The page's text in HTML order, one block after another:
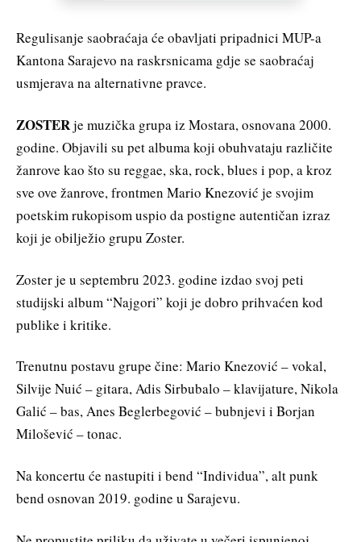
Regulisanje saobraćaja će obavljati pripadnici MUP-a
Kantona Sarajevo na raskrsnicama gdje se saobraćaj
usmjerava na alternativne pravce.
ZOSTERje muzička grupa iz Mostara, osnovana 2000.
godine. Objavili su pet albuma koji obuhvataju različite
žanrove kao što su reggae, ska, rock, blues i pop, a kroz
sve ove žanrove, frontmen Mario Knezović je svojim
poetskim rukopisom uspio da postigne autentičan izraz
koji je obilježio grupu Zoster.
Zoster je u septembru 2023. godine izdao svoj peti
studijski album “Najgori” koji je dobro prihvaćen kod
publike i kritike.
Trenutnu postavu grupe čine: Mario Knezović – vokal,
Silvije Nuić – gitara, Adis Sirbubalo – klavijature, Nikola
Galić – bas, Anes Beglerbegović – bubnjevi i Borjan
Milošević – tonac.
Na koncertu će nastupiti i bend “Individua”, alt punk
bend osnovan 2019. godine u Sarajevu.